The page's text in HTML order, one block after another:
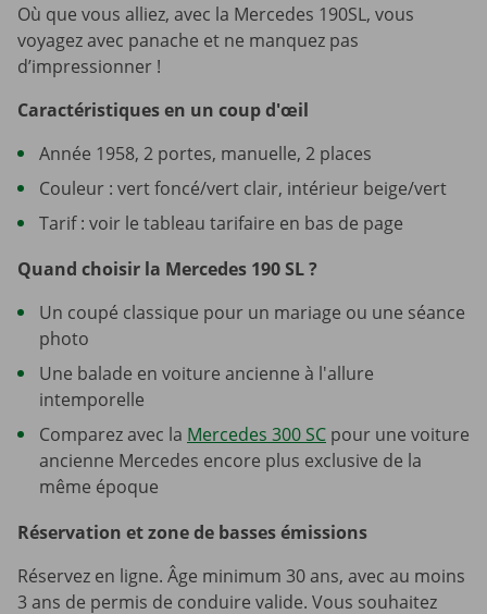
Où que vous alliez, avec la Mercedes 190SL, vous
voyagez avec panache et ne manquez pas
d’impressionner !
Caractéristiques en un coup d'œil
Année 1958, 2 portes, manuelle, 2 places
Couleur : vert foncé/vert clair, intérieur beige/vert
Tarif : voir le tableau tarifaire en bas de page
Quand choisir la Mercedes 190 SL ?
Un coupé classique pour un mariage ou une séance
photo
Une balade en voiture ancienne à l'allure
intemporelle
Comparez avec la Mercedes 300 SC pour une voiture
ancienne Mercedes encore plus exclusive de la
même époque
Réservation et zone de basses émissions
Réservez en ligne. Âge minimum 30 ans, avec au moins
3 ans de permis de conduire valide. Vous souhaitez